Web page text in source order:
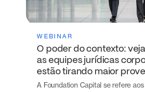
WEBINAR
O poder do contexto:
as equipes jurídicas
estão tirando maior
A Foundation Capital se refere